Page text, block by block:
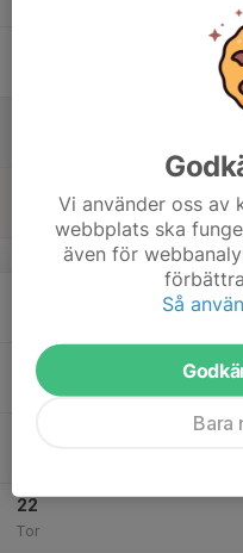
20
22
Tor
Vi använder oss
webbplats ska
även för
Så
Bara